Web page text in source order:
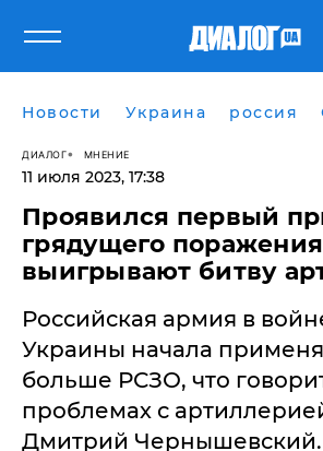
Новости Украина россия
ДИАЛОГ МНЕНИЕ
11 июля 2023, 17:38
​Проявился первый
грядущего
выигрывают битву
Российская армия в
Украины начала
больше РСЗО, что
проблемах с
Дмитрий Чернышевский.